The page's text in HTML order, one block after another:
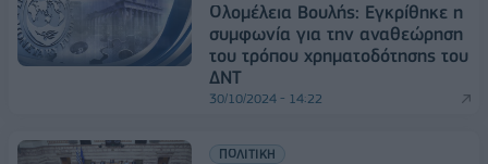
Ολομέλεια Βουλής: Εγκρίθηκε η
συμφωνία για την αναθεώρηση
του τρόπου χρηματοδότησης του
ΔΝΤ
30/10/2024 - 14:22
ΠΟΛΙΤΙΚΗ